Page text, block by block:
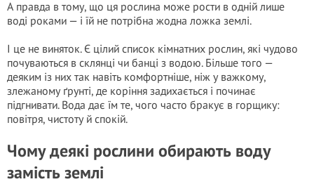
А правда в тому, що ця рослина може рости в одній лише
воді роками — і їй не потрібна жодна ложка землі.
І це не виняток. Є цілий список кімнатних рослин, які чудово
почуваються в склянці чи банці з водою. Більше того —
деяким із них так навіть комфортніше, ніж у важкому,
злежаному ґрунті, де коріння задихається і починає
підгнивати. Вода дає їм те, чого часто бракує в горщику:
повітря, чистоту й спокій.
Чому деякі рослини обирають воду
замість землі